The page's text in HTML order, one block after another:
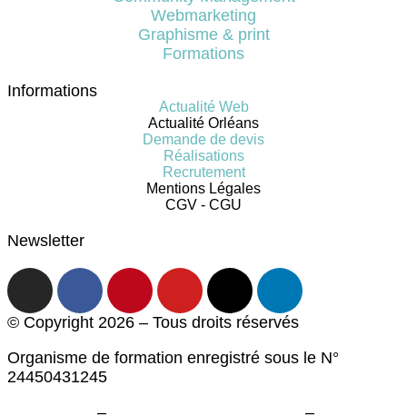
Webmarketing
Graphisme & print
Formations
Informations
Actualité Web
Actualité Orléans
Demande de devis
Réalisations
Recrutement
Mentions Légales
CGV - CGU
Newsletter
© Copyright 2026 – Tous droits réservés
Organisme de formation enregistré sous le N°
24450431245